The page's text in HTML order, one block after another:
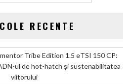
RECENTE
Tribe Edition 1.5 eTSI 150 CP:
ul de hot-hatch și sustenabilitatea
viitorului